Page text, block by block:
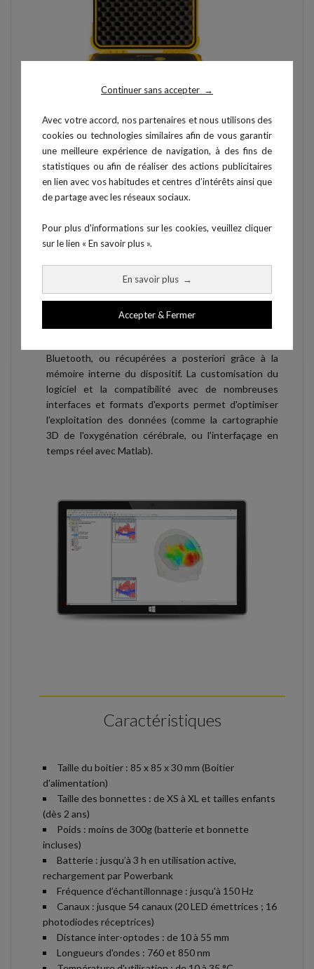
Continuer sans accepter →
Avec votre accord, nos partenaires et nous utilisons des
cookies ou technologies similaires afin de vous garantir
une meilleure expérience de navigation, à des fins de
statistiques ou afin de réaliser des actions publicitaires
en lien avec vos habitudes et centres d’intérêts ainsi que
de partage avec les réseaux sociaux.
Pour plus d'informations sur les cookies, veuillez cliquer
sur le lien « En savoir plus ».
En savoir plus →
Accepter & Fermer
Contenu du pack
2 systèmes Brite avec leurs optodes
Bonnettes neoprènes adaptées
1 PC avec logiciels pré-installés
1 dongle Bluetooth
1 chargeur de batterie
1 guide d'utilisation
Le logiciel OxySoft fournit permet l'enregistrement
et l'analyse des données de plusieurs Artinis. Ces
Bluetooth, ou récupérées a posteriori grâce à la
mémoire interne du dispositif. La customisation du
logiciel et la compatibilité avec de nombreuses
interfaces et formats d'exports permet d'optimiser
l'exploitation des données (comme la cartographie
3D de l'oxygénation cérébrale, ou l'interfaçage en
temps réel avec Matlab).
Caractéristiques
Taille du boitier : 85 x 85 x 30 mm (Boitier
d'alimentation)
Taille des bonnettes : de XS à XL et tailles enfants
(dès 2 ans)
Poids : moins de 300g (batterie et bonnette
incluses)
Batterie : jusqu’à 3 h en utilisation active,
rechargement par Powerbank
Fréquence d’échantillonnage : jusqu'à 150 Hz
Canaux : jusque 54 canaux (20 LED émettrices ; 16
photodiodes réceptrices)
Distance inter-optodes : de 10 à 55 mm
Longueurs d'ondes : 760 et 850 nm